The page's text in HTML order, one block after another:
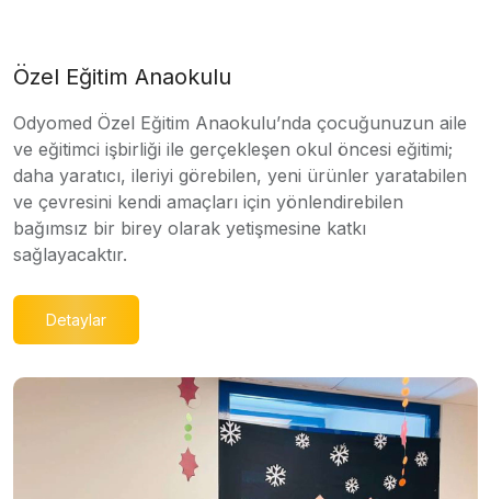
Özel Eğitim Anaokulu
Odyomed Özel Eğitim Anaokulu’nda çocuğunuzun aile
ve eğitimci işbirliği ile gerçekleşen okul öncesi eğitimi;
daha yaratıcı, ileriyi görebilen, yeni ürünler yaratabilen
ve çevresini kendi amaçları için yönlendirebilen
bağımsız bir birey olarak yetişmesine katkı
sağlayacaktır.
Detaylar